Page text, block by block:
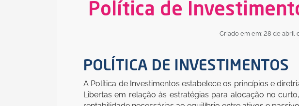
Política de
Criado em em: 28 de abril
POLÍTICA DE INVESTIMENTOS
A Política de Investimentos estabelece os princípios e
Libertas em relação às estratégias para alocação no